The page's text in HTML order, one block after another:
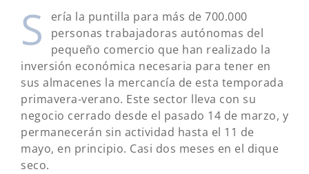
S
ería la puntilla para más de 700.000
personas trabajadoras autónomas del
pequeño comercio que han realizado la
inversión económica necesaria para tener en
sus almacenes la mercancía de esta temporada
primavera-verano. Este sector lleva con su
negocio cerrado desde el pasado 14 de marzo, y
permanecerán sin actividad hasta el 11 de
mayo, en principio. Casi dos meses en el dique
seco.